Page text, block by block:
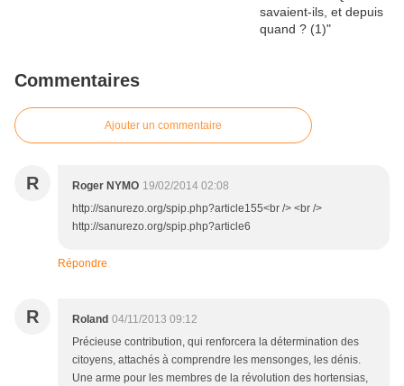
Commentaires
Ajouter un commentaire
R Roger NYMO 19/02/2014 02:08
http://sanurezo.org/spip.php?article155<br /> <br />
http://sanurezo.org/spip.php?article6
Répondre
R Roland 04/11/2013 09:12
Précieuse contribution, qui renforcera la détermination des
citoyens, attachés à comprendre les mensonges, les dénis.
Une arme pour les membres de la révolution des hortensias,